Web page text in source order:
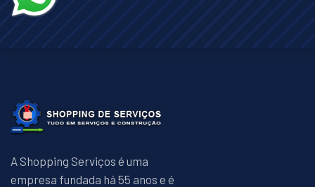
A Shopping Serviços é uma
empresa fundada há 55 anos e é